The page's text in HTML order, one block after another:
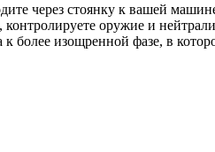
через стоянку к вашей
оружие и
более изощренной фазе, в